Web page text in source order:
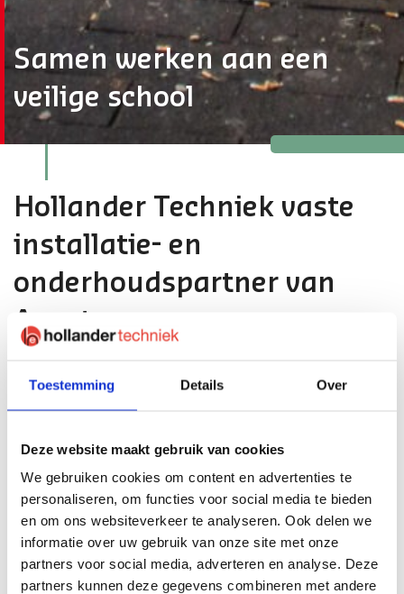
Toestemming Details Over
Deze website maakt gebruik van cookies
We gebruiken cookies om content en advertenties te
personaliseren, om functies voor social media te bieden
en om ons websiteverkeer te analyseren. Ook delen we
informatie over uw gebruik van onze site met onze
partners voor social media, adverteren en analyse. Deze
partners kunnen deze gegevens combineren met andere
Samen werken aan een
veilige school
Hollander Techniek vaste
installatie- en
onderhoudspartner van
Aventus
dé perfecte combinatie. De samenwerking begon een
partner voor het plaatsen en onderhouden van hun
elektrotechnische- en brandmeldinstallaties. Inmiddels is
de samenwerking weer met twee jaar verlengd. Waarom
het zo goed klikt? Dat vragen we aan Bert Simon en Dick
Hagoort van Aventus.
Een stabiele en veilige leeromgeving